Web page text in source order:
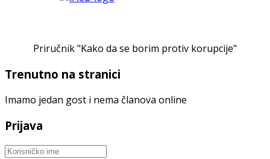
Priručnik "Kako da se borim protiv korupcije"
Trenutno na stranici
Imamo jedan gost i nema članova online
Prijava